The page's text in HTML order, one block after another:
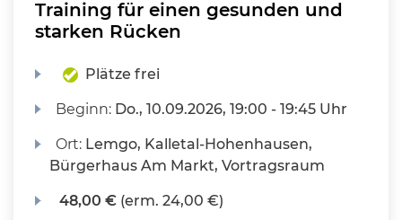
Training für einen gesunden und
starken Rücken
Plätze frei
Beginn: Do., 10.09.2026, 19:00 - 19:45 Uhr
Ort: Lemgo, Kalletal-Hohenhausen,
Bürgerhaus Am Markt, Vortragsraum
48,00 € (erm. 24,00 €)